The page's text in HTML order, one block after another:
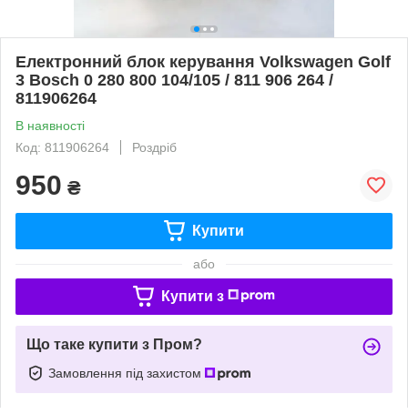
Електронний блок керування Volkswagen Golf
3 Bosch 0 280 800 104/105 / 811 906 264 /
811906264
В наявності
Код: 811906264
Роздріб
950 ₴
Купити
або
Купити з
Що таке купити з Пром?
Замовлення під захистом